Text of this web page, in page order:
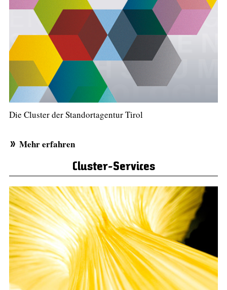
Die Cluster der Standortagentur Tirol
Mehr erfahren
Cluster-Services